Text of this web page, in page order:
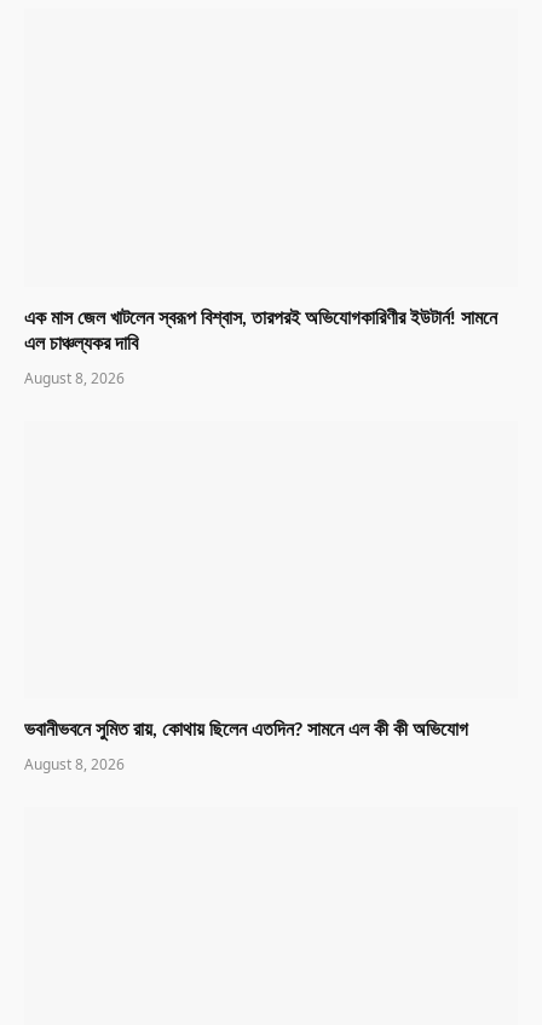
এক মাস জেল খাটলেন স্বরূপ বিশ্বাস, তারপরই অভিযোগকারিণীর ইউটার্ন! সামনে
এল চাঞ্চল্যকর দাবি
August 8, 2026
ভবানীভবনে সুমিত রায়, কোথায় ছিলেন এতদিন? সামনে এল কী কী অভিযোগ
August 8, 2026